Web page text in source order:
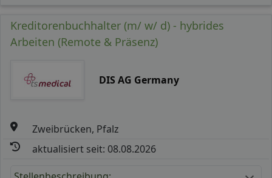
Kreditorenbuchhalter (m/ w/ d) - hybrides
Arbeiten (Remote & Präsenz)
DIS AG Germany
Zweibrücken, Pfalz
aktualisiert seit: 08.08.2026